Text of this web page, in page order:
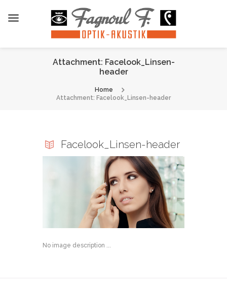
Attachment: Facelook_Linsen-
header
Home
Attachment: Facelook_Linsen-header
Facelook_Linsen-header
No image description ...